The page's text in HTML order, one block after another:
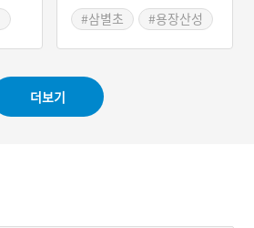
溫)을 왕으로 삼아 남쪽으로
내려와 이곳에 궁궐과 성을
쌓고 몽골과의 전쟁을 계속
로 용장성이다. 용장산성의
해발고도는 대부분 200~23
0m 정도인데 총길이는 13k
#삼별초
#용장산성
#전라남도 성곽
더보기